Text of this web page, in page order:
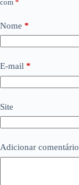
com *
Nome *
E-mail *
Site
Adicionar comentário